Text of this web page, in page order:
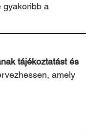
gyakoribb a
tájékoztatást és
amely